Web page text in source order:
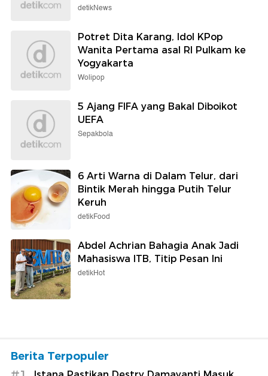
detikNews
Potret Dita Karang, Idol KPop
Wanita Pertama asal RI Pulkam ke
Yogyakarta
Wolipop
5 Ajang FIFA yang Bakal Diboikot
UEFA
Sepakbola
6 Arti Warna di Dalam Telur, dari
Bintik Merah hingga Putih Telur
Keruh
detikFood
Abdel Achrian Bahagia Anak Jadi
Mahasiswa ITB, Titip Pesan Ini
detikHot
Berita Terpopuler